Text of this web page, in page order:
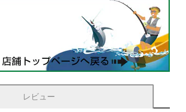
レビュー